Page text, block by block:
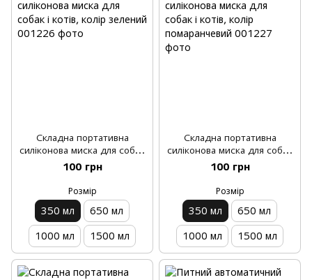
Складна портативна
силіконова миска для собак
і котів, колір зелений
100 грн
Розмір
350 мл 650 мл
1000 мл 1500 мл
Складна портативна
силіконова миска для собак
і котів, колір помаранчевий
100 грн
Розмір
350 мл 650 мл
1000 мл 1500 мл